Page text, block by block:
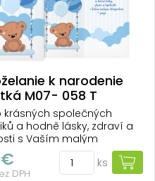
k narodenie
M07- 058 T
krásných společných
a hodně lásky, zdraví a
s Vaším malým
přeje
DPH
ks